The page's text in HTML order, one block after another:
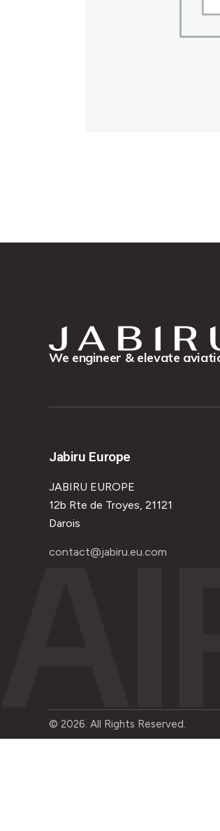
We engineer & elevate
Jabiru Europe
JABIRU EUROPE
12b Rte de Troyes, 21121
Darois
contact@jabiru.eu.com
© 2026. All Rights Reserved.